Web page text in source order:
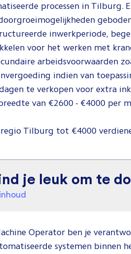
processen in Tilburg.
inwerkperiode,
voor het werken met
arbeidsvoorwaarden
indien van
te verkopen voor extra
van €2600 - €4000 per
Tilburg tot €4000
je leuk om te
Operator ben je
systemen binnen